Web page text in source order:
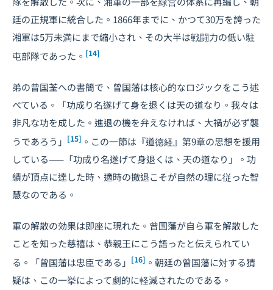
廷の正規軍に統合した。1866年までに、かつて30万を誇った
湘軍は5万未満にまで縮小され、その大半は戦闘力の低い駐
屯部隊であった。 [14]
弟の曾国荃への書簡で、曾国藩は核心的なロジックをこう述
べている。「功成り名遂げて身を退くは天の道なり。我々は
非凡な功を成した。進退の機を弁えなければ、大禍が必ず襲
うであろう」 [15] 。この一節は『道徳経』第9章の思想を援用
している——「功成り名遂げて身退くは、天の道なり」。功
績が頂点に達した時、適時の撤退こそが自然の理に従った智
慧なのである。
軍の解散の効果は即座に現れた。曾国藩が自ら軍を解散した
ことを知った慈禧は、恭親王にこう語ったと伝えられてい
る。「曾国藩は忠臣である」 [16] 。朝廷の曾国藩に対する猜
疑は、この一挙によって劇的に軽減されたのである。